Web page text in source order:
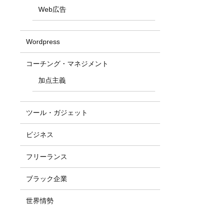
Web広告
Wordpress
コーチング・マネジメント
加点主義
ツール・ガジェット
ビジネス
フリーランス
ブラック企業
世界情勢